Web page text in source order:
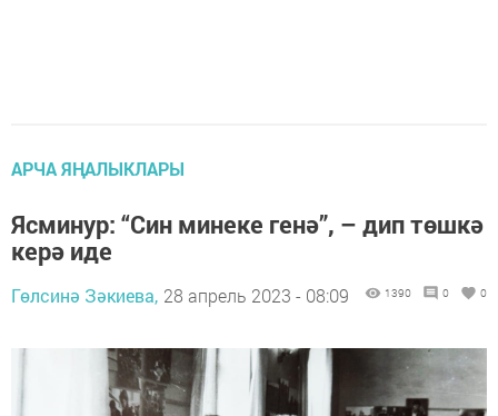
АРЧА ЯҢАЛЫКЛАРЫ
Ясминур: “Син минеке генә”, – дип төшкә
керә иде
Гөлсинә Зәкиева, 28 апрель 2023 - 08:09 1390 0 0